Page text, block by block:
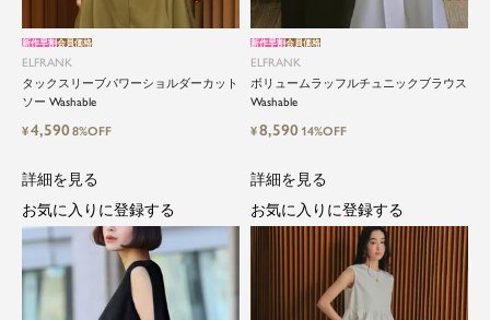
ELFRANK
タックスリーブパワーショルダーカット
ソー Washable
新作早割会員価格
¥4,5908%OFF
ELFRANK
ボリュームラッフルチュニックブラウス
Washable
新作早割会員価格
¥8,590 14%OFF
詳細を見る
お気に入りに登録する
詳細を見る
お気に入りに登録する